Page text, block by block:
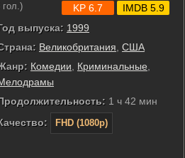
гол.)
выпуска: 1999
Великобритания США
Комедии Криминальные
1 ч 42 мин
FHD (1080p)
KP 6.7 IMDB 5.9